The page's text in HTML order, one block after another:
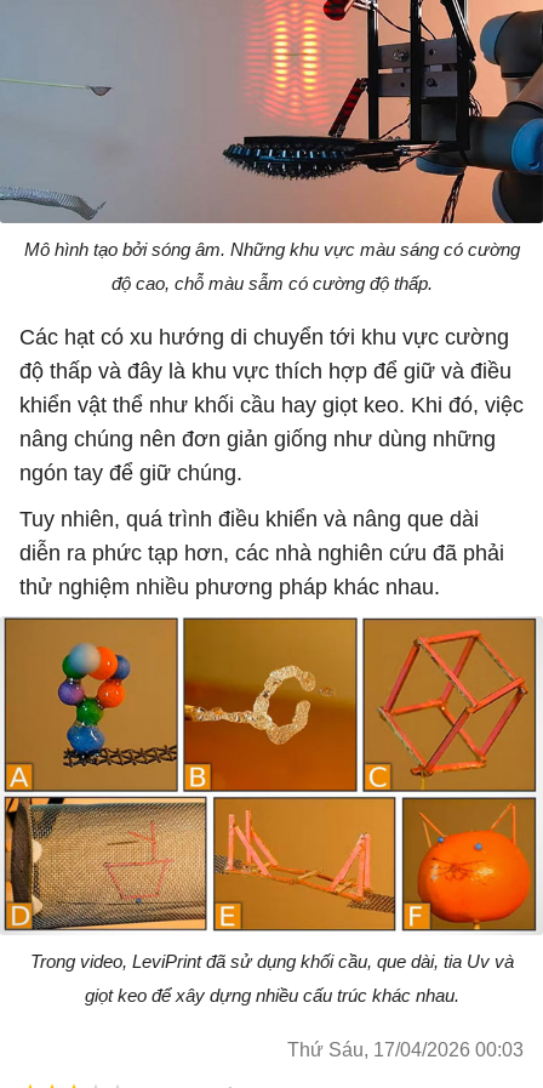
Mô hình tạo bởi sóng âm. Những khu vực màu sáng có cường
độ cao, chỗ màu sẫm có cường độ thấp.
Các hạt có xu hướng di chuyển tới khu vực cường
độ thấp và đây là khu vực thích hợp để giữ và điều
khiển vật thể như khối cầu hay giọt keo. Khi đó, việc
nâng chúng nên đơn giản giống như dùng những
ngón tay để giữ chúng.
Tuy nhiên, quá trình điều khiển và nâng que dài
diễn ra phức tạp hơn, các nhà nghiên cứu đã phải
thử nghiệm nhiều phương pháp khác nhau.
Trong video, LeviPrint đã sử dụng khối cầu, que dài, tia Uv và
giọt keo để xây dựng nhiều cấu trúc khác nhau.
Thứ Sáu, 17/04/2026 00:03